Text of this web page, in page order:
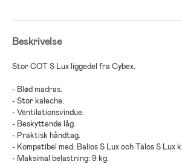
Beskrivelse
Stor COT S Lux liggedel fra Cybex.
- Blød madras.
- Stor kaleche.
- Ventilationsvindue.
- Beskyttende låg.
- Praktisk håndtag.
- Kompatibel med: Balios S Lux och Talos S Lux
- Maksimal belastning: 9 kg.